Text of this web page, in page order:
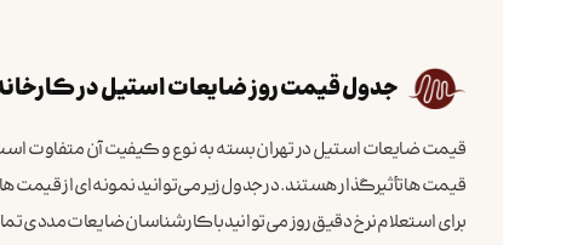
جدول قیمت روز ضایعات استیل در کارخانه
قیمت ضایعات استیل در تهران بسته به نوع و کیفیت آن متفاوت است.
قیمت‌ها تأثیرگذار هستند. در جدول زیر می‌توانید نمونه‌ای از
برای استعلام نرخ دقیق روز می‌توانید با کارشناسان ضایعات مددی